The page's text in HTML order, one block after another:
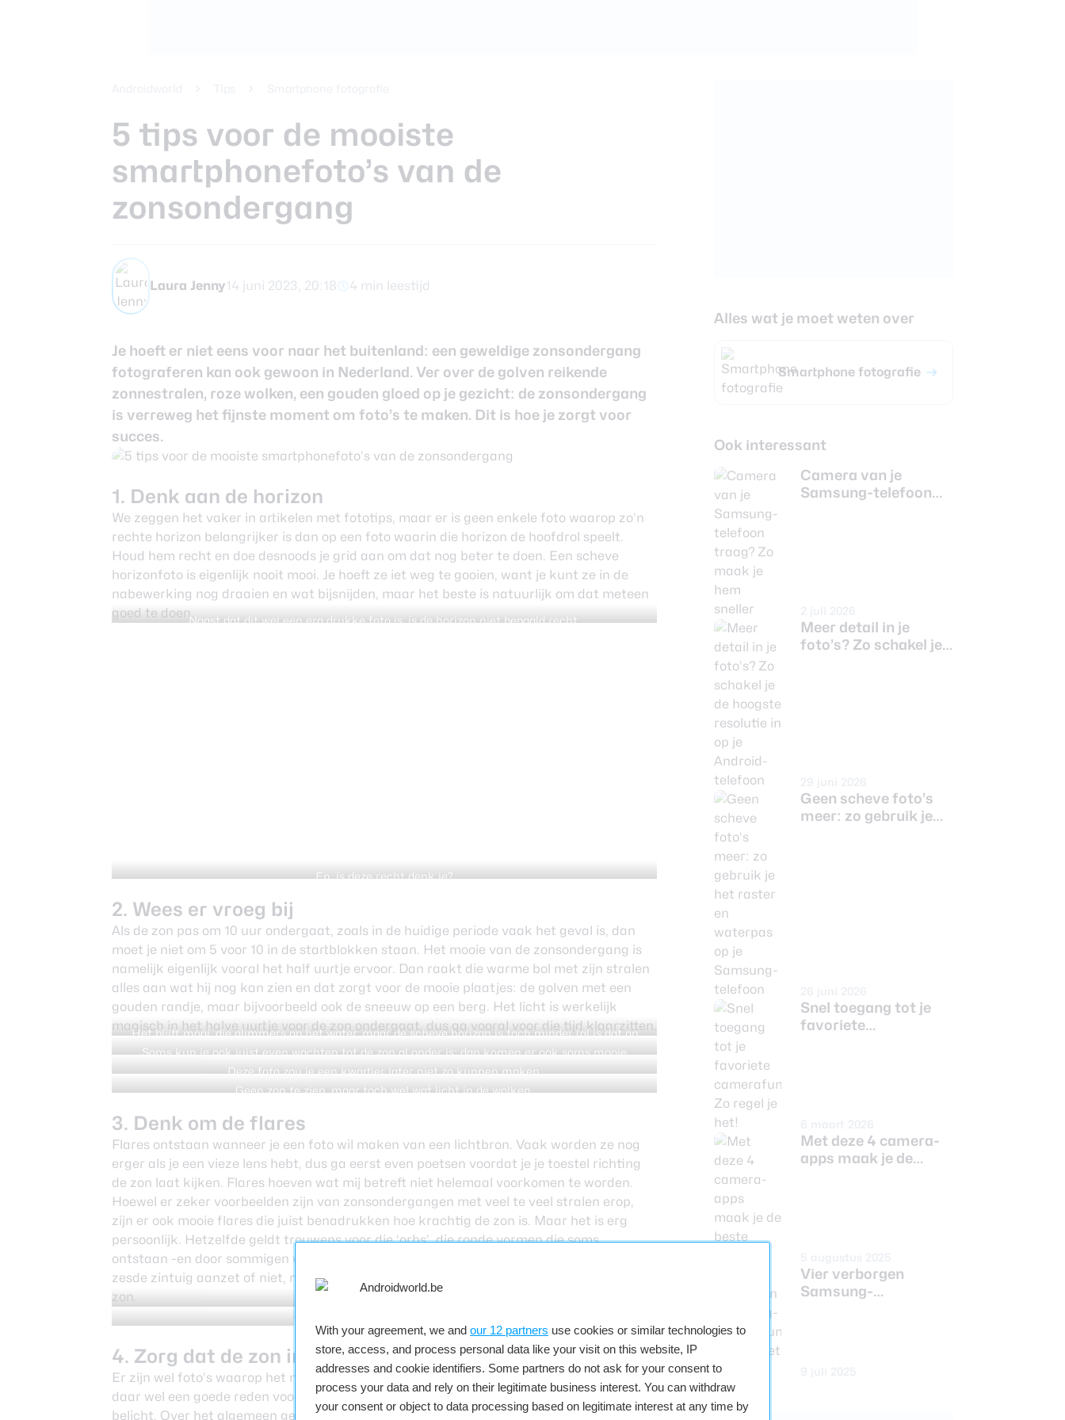
With your agreement, we and our 12 partners use cookies or similar technologies to
store, access, and process personal data like your visit on this website, IP
addresses and cookie identifiers. Some partners do not ask for your consent to
process your data and rely on their legitimate business interest. You can withdraw
your consent or object to data processing based on legitimate interest at any time by
5 tips voor de mooiste
smartphonefoto’s van de
zonsondergang
Laura Jenny 14 juni 2023, 20:18 4 min leestijd
Je hoeft er niet eens voor naar het buitenland: een geweldige zonsondergang
fotograferen kan ook gewoon in Nederland. Ver over de golven reikende
zonnestralen, roze wolken, een gouden gloed op je gezicht: de zonsondergang
is verreweg het fijnste moment om foto’s te maken. Dit is hoe je zorgt voor
succes.
1. Denk aan de horizon
We zeggen het vaker in artikelen met fototips, maar er is geen enkele foto waarop zo’n
rechte horizon belangrijker is dan op een foto waarin die horizon de hoofdrol speelt.
Houd hem recht en doe desnoods je grid aan om dat nog beter te doen. Een scheve
horizonfoto is eigenlijk nooit mooi. Je hoeft ze iet weg te gooien, want je kunt ze in de
nabewerking nog draaien en wat bijsnijden, maar het beste is natuurlijk om dat meteen
goed te doen.Naast dat dit wel een erg drukke foto is, is de horizon niet bepaald recht.
En, is deze recht denk je?
2. Wees er vroeg bij
Als de zon pas om 10 uur ondergaat, zoals in de huidige periode vaak het geval is, dan
moet je niet om 5 voor 10 in de startblokken staan. Het mooie van de zonsondergang is
namelijk eigenlijk vooral het half uurtje ervoor. Dan raakt die warme bol met zijn stralen
alles aan wat hij nog kan zien en dat zorgt voor de mooie plaatjes: de golven met een
gouden randje, maar bijvoorbeeld ook de sneeuw op een berg. Het licht is werkelijk
magisch in het halve uurtje voor de zon ondergaat, dus ga vooral voor die tijd klaarzitten.
Het blijft mooi, die glimmers op het water, maar de scheve horizon is toch minder (al is dat op
een boot wel een grotere uitdaging natuurlijk)
Soms kun je ook juist even wachten tot de zon al onder is: dan komen er ook soms mooie
Deze foto zou je een kwartier later niet zo kunnen maken.
Geen zon te zien, maar toch wel wat licht in de wolken.
3. Denk om de flares
Flares ontstaan wanneer je een foto wil maken van een lichtbron. Vaak worden ze nog
erger als je een vieze lens hebt, dus ga eerst even poetsen voordat je je toestel richting
de zon laat kijken. Flares hoeven wat mij betreft niet helemaal voorkomen te worden.
Hoewel er zeker voorbeelden zijn van zonsondergangen met veel te veel stralen erop,
zijn er ook mooie flares die juist benadrukken hoe krachtig de zon is. Maar het is erg
persoonlijk. Hetzelfde geldt trouwens voor die ‘orbs’, die ronde vormen die soms
ontstaan -en door sommigen worden aangezien voor geesten-. Het is aan jou of je je
zesde zintuig aanzet of niet, maar soms kan het best charmant zijn, zo’n extra cirkel
zon.
Dit is een kwestie van iets te veel.
4. Zorg dat de zon in het midden is
Er zijn wel foto’s waarop het niet storend is als de zon aan de zijkant zit, maar dan moet
daar wel een goede reden voor zijn, zoals een gebouw wat op fenomenale wijze word
belicht. Over het algemeen geldt echter wel dat de zonsondergang het meest in het oog
Alles wat je moet weten over
Smartphone fotografie
Ook interessant
Camera van je
Samsung-telefoon
Meer detail in je
foto’s? Zo schakel je
Geen scheve foto’s
meer: zo gebruik je
Snel toegang tot je
favoriete
Met deze 4 camera-
apps maak je de
Vier verborgen
Samsung-